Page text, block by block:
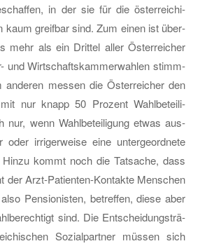
in der sie für die ös­ter­rei­chi­
kaum greif­bar sind. Zum einen ist über­
mehr als ein Drit­tel aller Ös­ter­rei­cher
und Wirt­schafts­kam­mer­wah­len stimm­
an­de­ren mes­sen die Ös­ter­rei­cher den
nur knapp 50 Pro­zent Wahl­be­tei­li­
nur, wenn Wahl­be­tei­li­gung etwas aus­
oder ir­ri­ger­wei­se eine un­ter­ge­ord­ne­te
Hinzu kommt noch die Tat­sa­che, dass
der Arzt-Pa­ti­en­ten-Kon­tak­te Men­schen
Pen­sio­nis­ten, be­tref­fen, diese aber
sind. Die Ent­schei­dungs­trä­
So­zi­al­part­ner müs­sen sich